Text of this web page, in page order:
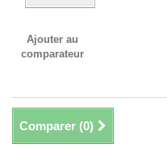
Ajouter au
comparateur
Comparer (0)